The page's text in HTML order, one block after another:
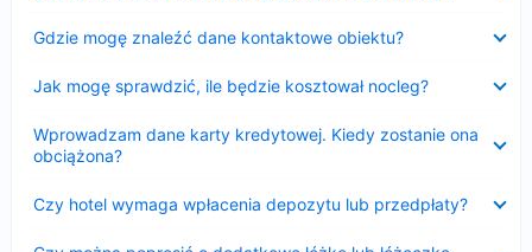
Gdzie mogę znaleźć dane kontaktowe obiektu?
Jak mogę sprawdzić, ile będzie kosztował nocleg?
Wprowadzam dane karty kredytowej. Kiedy zostanie ona
obciążona?
Czy hotel wymaga wpłacenia depozytu lub przedpłaty?